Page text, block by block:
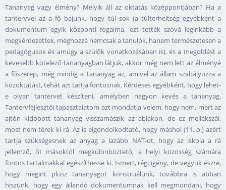
Tananyag vagy élmény? Melyik áll az oktatás középpontjában? Ha a
tantervvel az a fő bajunk, hogy túl sok (a túlterheltség egyébként a
dokumentum egyik központi fogalma, ezt tették szóvá leginkább a
megkérdezettek, méghozzá nemcsak a tanulók, hanem természetesen a
pedagógusok és amúgy a szülők vonatkozásában is), és a megoldást a
kevesebb kötelező tananyagban látjuk, akkor még nem lett az élményé
a főszerep, még mindig a tananyag az, amivel az állam szabályozza a
közoktatást, tehát azt tartja fontosnak. Kérdéses egyébként, hogy lehet-
e olyan tantervet készíteni, amelyben nagyon kevés a tananyag.
Tantervfejlesztői tapasztalatom azt mondatja velem, hogy nem, mert az
ajtón kidobott tananyag visszamászik az ablakon, de ez mellékszál,
most nem térek ki rá. Az is elgondolkodtató, hogy máshol (11. o.) azért
tartja szükségesnek az anyag a lazább NAT-ot, hogy az iskola a rá
jellemző, őt másoktól megkülönböztető, a helyi közösség számára
fontos tartalmakkal egészíthesse ki. Ismert, régi igény, de vegyük észre,
hogy megint plusz tananyagot konstruálunk, továbbra is abban
hiszünk, hogy egy állandó dokumentumnak kell megmondani, hogy